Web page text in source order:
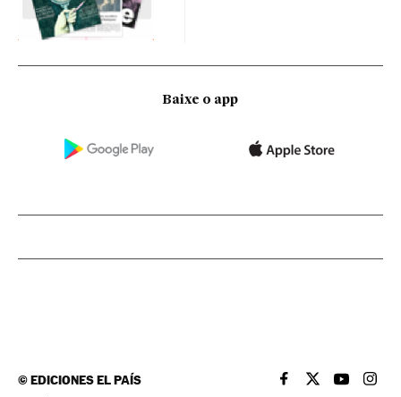
Baixe o app
©EDICIONES EL PAÍS EL PAÍS BRASIL EN
EL PAÍSEL PAÍS
EL